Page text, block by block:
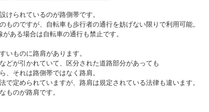
けられているのが路側帯です。
ものですが、自転車も歩行者の通行を妨げない限りで利用可能。
ある場合は自転車の通行も禁止です。
いものに路肩があります。
どが引かれていて、区分された道路部分があっても
、それは路側帯ではなく路肩。
で定められていますが、路肩は規定されている法律も違います。
ものが路肩です。